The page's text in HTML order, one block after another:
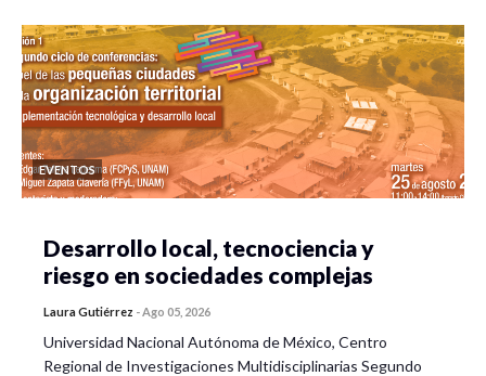
EVENTOS
Desarrollo local, tecnociencia y
riesgo en sociedades complejas
Laura Gutiérrez -Ago 05, 2026
Universidad Nacional Autónoma de México, Centro
Regional de Investigaciones Multidisciplinarias Segundo